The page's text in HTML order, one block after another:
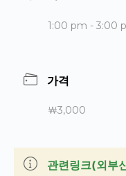
1:00 pm - 3:00
가격
￦3,000
관련링크(외부